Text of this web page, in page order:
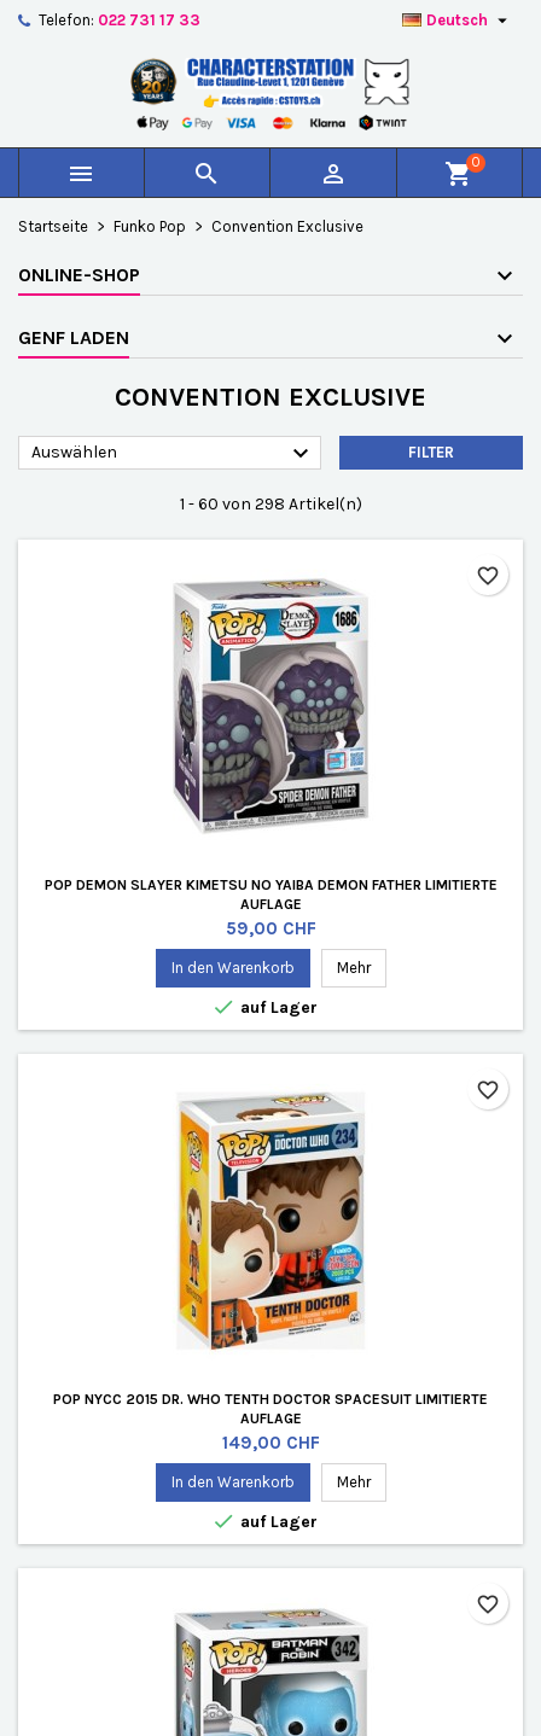
Telefon: 022 731 17 33 Deutsch 
   shopping_cart0
Startseite Funko Pop Convention Exclusive
ONLINE-SHOP
GENF LADEN
CONVENTION EXCLUSIVE
Auswählen  FILTER
1 - 60 von 298 Artikel(n)
POP DEMON SLAYER KIMETSU NO YAIBA DEMON FATHER LIMITIERTE
AUFLAGE
Preis
59,00 CHF
In den Warenkorb Mehr
 auf Lager
favorite_border
POP NYCC 2015 DR. WHO TENTH DOCTOR SPACESUIT LIMITIERTE
AUFLAGE
Preis
149,00 CHF
In den Warenkorb Mehr
 auf Lager
favorite_border
favorite_border
Create new list
((confirmMessage))
((cancelText)) ((modalDeleteText))
Name der Wunschliste
Abbrechen Wunschliste erstellen
Sie müssen angemeldet sein, um Artikel Ihrer
Wunschliste hinzufügen zu können.